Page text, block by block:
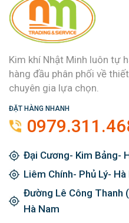
Kim khí Nhật Minh luôn tự
hàng đầu phân phối về
chuyên gia lựa chọn.
ĐẶT HÀNG NHANH
Đại Cương- Kim Bảng-
Liêm Chính- Phủ Lý- Hà
Đường Lê Công Thanh
Hà Nam